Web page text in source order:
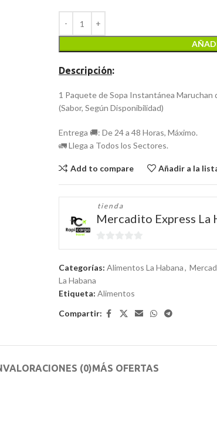
Descripción:
1 Paquete de Sopa Instantánea Maruchan
(Sabor, Según Disponibilidad)
Entrega 🚚: De 24 a 48 Horas, Máximo.
🚛 Llega a Todos los Sectores.
Add to compare Añadir a la
tienda
Mercadito Express La
0
Categorías: Alimentos La Habana,
La Habana
Etiqueta: Alimentos
Compartir:
VALORACIONES (0)MÁS OFERTAS